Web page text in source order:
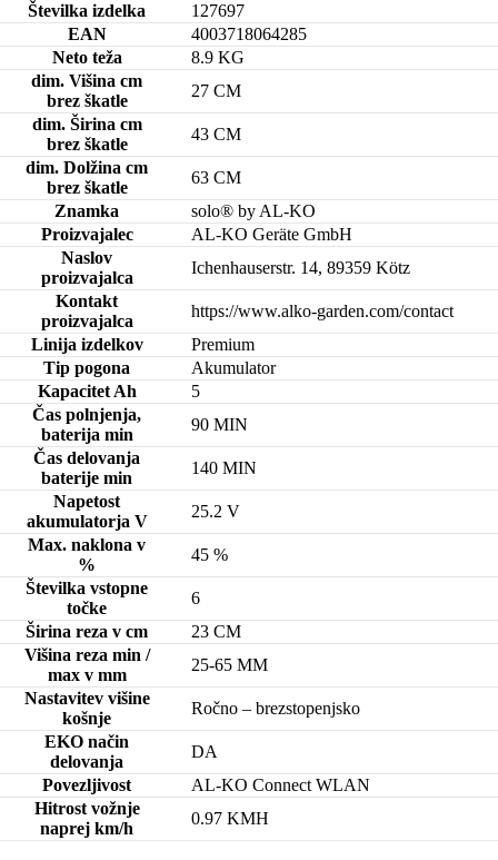
Številka izdelka
127697
EAN
4003718064285
Neto teža
8.9 KG
dim. Višina cm
brez škatle
27 CM
dim. Širina cm
brez škatle
43 CM
dim. Dolžina cm
brez škatle
63 CM
Znamka
solo® by AL-KO
Proizvajalec
AL-KO Geräte GmbH
Naslov
proizvajalca
Ichenhauserstr. 14, 89359 Kötz
Kontakt
proizvajalca
https://www.alko-garden.com/contact
Linija izdelkov
Premium
Tip pogona
Akumulator
Kapacitet Ah
5
Čas polnjenja,
baterija min
90 MIN
Čas delovanja
baterije min
140 MIN
Napetost
akumulatorja V
25.2 V
Max. naklona v
%
45 %
Številka vstopne
točke
6
Širina reza v cm
23 CM
Višina reza min /
max v mm
25-65 MM
Nastavitev višine
košnje
Ročno – brezstopenjsko
EKO način
delovanja
DA
Povezljivost
AL-KO Connect WLAN
Hitrost vožnje
naprej km/h
0.97 KMH